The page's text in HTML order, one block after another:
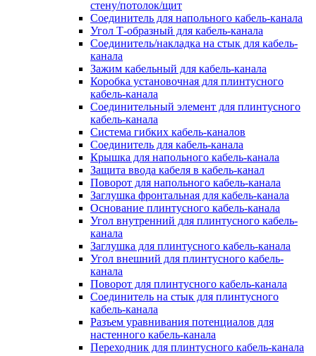
стену/потолок/щит
Соединитель для напольного кабель-канала
Угол Т-образный для кабель-канала
Соединитель/накладка на стык для кабель-
канала
Зажим кабельный для кабель-канала
Коробка установочная для плинтусного
кабель-канала
Соединительный элемент для плинтусного
кабель-канала
Система гибких кабель-каналов
Соединитель для кабель-канала
Крышка для напольного кабель-канала
Защита ввода кабеля в кабель-канал
Поворот для напольного кабель-канала
Заглушка фронтальная для кабель-канала
Основание плинтусного кабель-канала
Угол внутренний для плинтусного кабель-
канала
Заглушка для плинтусного кабель-канала
Угол внешний для плинтусного кабель-
канала
Поворот для плинтусного кабель-канала
Соединитель на стык для плинтусного
кабель-канала
Разъем уравнивания потенциалов для
настенного кабель-канала
Переходник для плинтусного кабель-канала